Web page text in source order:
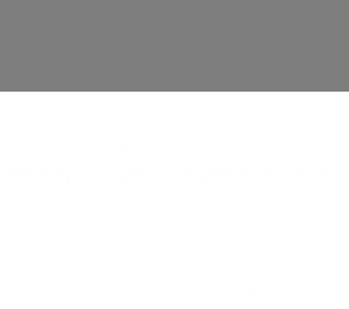
को मुख्यमंत्री श्री विष्णुदेव साय ने प्रदेशभर में एक
सदनों में से अब तक 55 का निर्माण पूर्ण कर लिया गया है।
और बरदर में निर्मित महतारी सदनों का भी मुख्यमंत्री ने
सदन लोकार्पण कार्यक्रम को संबोधित करते हुए कहा कि